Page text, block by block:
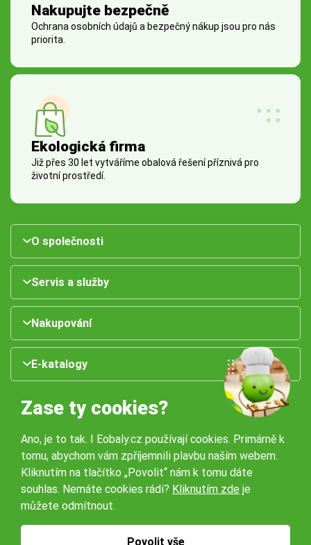
Nakupujte bezpečně
Ochrana osobních údajů a bezpečný nákup jsou pro nás
priorita.
Ekologická firma
Již přes 30 let vytváříme obalová řešení příznivá pro
životní prostředí.
O společnosti
Servis a služby
Nakupování
E-katalogy
Naše pobočky:
Obchodní podmínky
Zase ty cookies?
Ano, je to tak. I Eobaly.cz používají cookies. Primárně k
tomu, abychom vám zpříjemnili plavbu naším webem.
Kliknutím na tlačítko „Povolit“ nám k tomu dáte
souhlas. Nemáte cookies rádi? Kliknutím zde je
můžete odmítnout.
Povolit vše